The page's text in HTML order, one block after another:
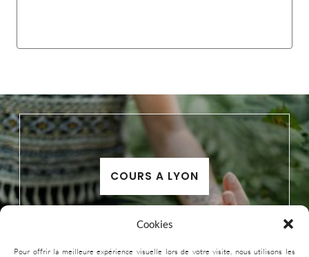
Cookies
Pour offrir la meilleure expérience visuelle lors de votre visite, nous utilisons les
COURS A LYON